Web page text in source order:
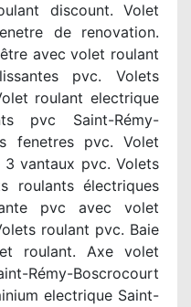
discount. Volet
de renovation.
avec volet roulant
pvc. Volets
roulant electrique
pvc Saint-Rémy-
fenetres pvc. Volet
3 vantaux pvc. Volets
roulants électriques
pvc avec volet
roulant pvc. Baie
roulant. Axe volet
Rémy-Boscrocourt
electrique Saint-